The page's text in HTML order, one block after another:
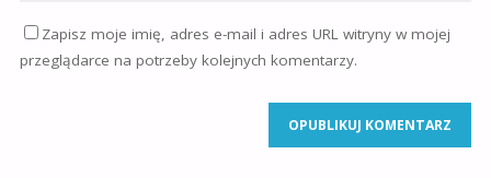
Zapisz moje imię, adres e-mail i adres URL witryny w mojej
przeglądarce na potrzeby kolejnych komentarzy.